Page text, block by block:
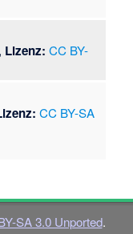
, Lizenz: CC BY-
CC BY-SA
SA 3.0 Unported.